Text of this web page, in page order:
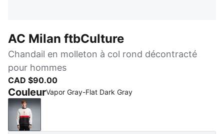
AC Milan ftbCulture
Chandail en molleton à col rond décontracté
pour hommes
CAD $90.00
CouleurVapor Gray-Flat Dark Gray
Vapor Gray-Flat Dark Gray